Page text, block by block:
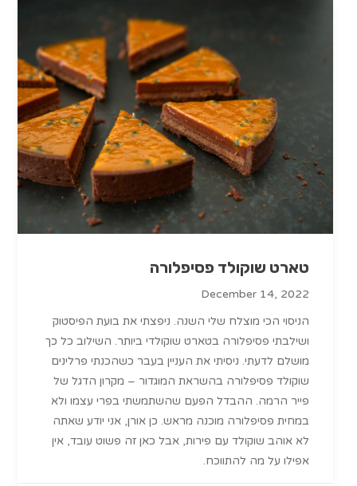
טארט שוקולד פסיפלורה
December 14, 2022
הניסוי הכי מוצלח שלי השנה. ניפצתי את בועת הפיסטוק
ושילבתי פסיפלורה בטארט שוקולדי ביותר. השילוב כל כך
מושלם לדעתי. ניסיתי את העניין בעבר כשהכנתי פרלינים
שוקולד פסיפלורה בהשראת המוגדור – מקרון הדגל של
פייר הרמה. ההבדל הפעם שהשתמשתי בפרי עצמו ולא
במחית פסיפלורה מוכנה מראש. כן אורן, אני יודע שאתה
לא אוהב שוקולד עם פירות, אבל כאן זה פשוט עובד, אין
אפילו על מה להתווכח.